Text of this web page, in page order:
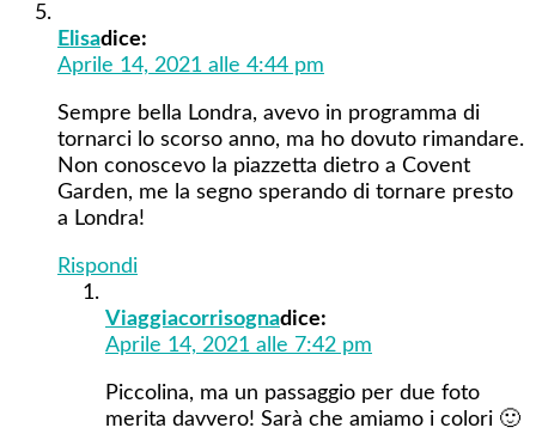
Elisadice:
Aprile 14, 2021 alle 4:44 pm
Sempre bella Londra, avevo in programma di
tornarci lo scorso anno, ma ho dovuto rimandare.
Non conoscevo la piazzetta dietro a Covent
Garden, me la segno sperando di tornare presto
a Londra!
Rispondi
Viaggiacorrisognadice:
Aprile 14, 2021 alle 7:42 pm
Piccolina, ma un passaggio per due foto
merita davvero! Sarà che amiamo i colori 🙂